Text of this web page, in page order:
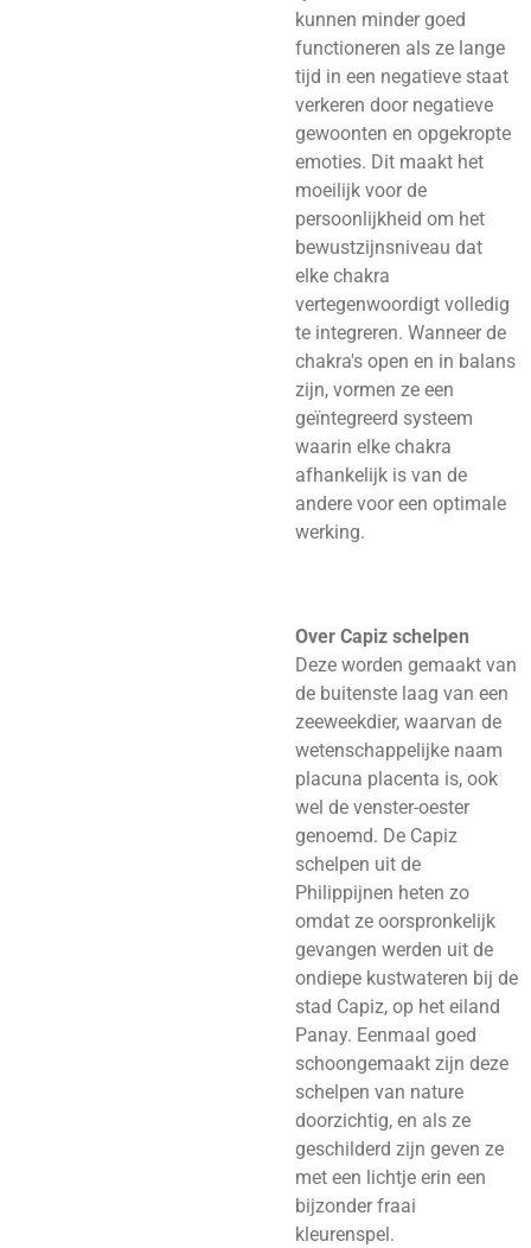
kunnen minder goed
functioneren als ze lange
tijd in een negatieve staat
verkeren door negatieve
gewoonten en opgekropte
emoties. Dit maakt het
moeilijk voor de
persoonlijkheid om het
bewustzijnsniveau dat
elke chakra
vertegenwoordigt volledig
te integreren. Wanneer de
chakra's open en in balans
zijn, vormen ze een
geïntegreerd systeem
waarin elke chakra
afhankelijk is van de
andere voor een optimale
werking.
Over Capiz schelpen
Deze worden gemaakt van
de buitenste laag van een
zeeweekdier, waarvan de
wetenschappelijke naam
placuna placenta is, ook
wel de venster-oester
genoemd. De Capiz
schelpen uit de
Philippijnen heten zo
omdat ze oorspronkelijk
gevangen werden uit de
ondiepe kustwateren bij de
stad Capiz, op het eiland
Panay. Eenmaal goed
schoongemaakt zijn deze
schelpen van nature
doorzichtig, en als ze
geschilderd zijn geven ze
met een lichtje erin een
bijzonder fraai
kleurenspel.